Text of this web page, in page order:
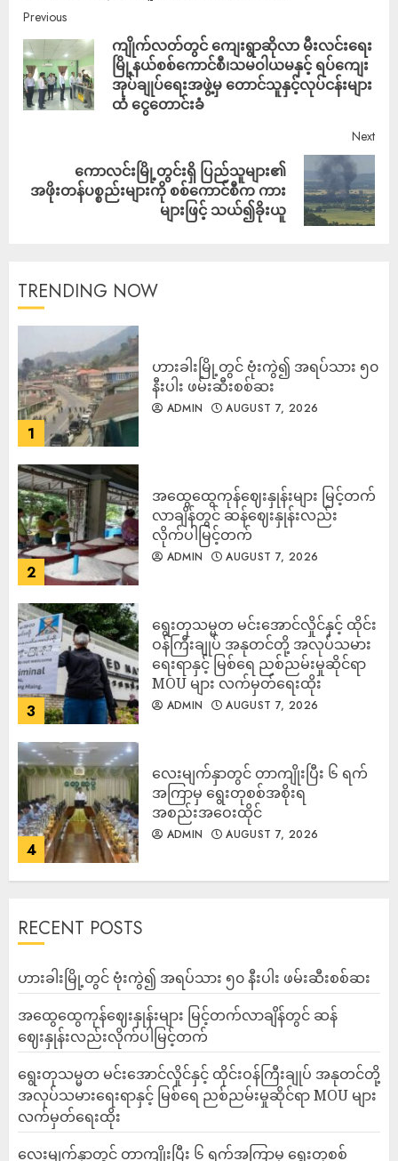
Previous
ကျိုက်လတ်တွင် ကျေးရွာဆိုလာ မီးလင်းရေး
မြို့နယ်စစ်ကောင်စီ၊သမဝါယမနှင့် ရပ်ကျေး
အုပ်ချုပ်ရေးအဖွဲ့မှ တောင်သူနှင့်လုပ်ငန်းများ
ထံ ငွေတောင်းခံ
Next
ကောလင်းမြို့တွင်းရှိ ပြည်သူများ၏
အဖိုးတန်ပစ္စည်းများကို စစ်ကောင်စီက ကား
များဖြင့် သယ်၍ခိုးယူ
TRENDING NOW
1
ဟားခါးမြို့တွင် ဗုံးကွဲ၍ အရပ်သား ၅၀
နီးပါး ဖမ်းဆီးစစ်ဆး
ADMIN AUGUST 7, 2026
2
အထွေထွေကုန်ဈေးနှုန်းများ မြင့်တက်
လာချိန်တွင် ဆန်ဈေးနှုန်းလည်း
လိုက်ပါမြင့်တက်
ADMIN AUGUST 7, 2026
3
ရွေးတုသမ္မတ မင်းအောင်လှိုင်နှင့် ထိုင်း
ဝန်ကြီးချုပ် အနုတင်တို့ အလုပ်သမား
ရေးရာနှင့် မြစ်ရေ ညစ်ညမ်းမှုဆိုင်ရာ
MOU များ လက်မှတ်ရေးထိုး
ADMIN AUGUST 7, 2026
4
လေးမျက်နှာတွင် တာကျိုးပြီး ၆ ရက်
အကြာမှ ရွေးတုစစ်အစိုးရ
အစည်းအဝေးထိုင်
ADMIN AUGUST 7, 2026
RECENT POSTS
ဟားခါးမြို့တွင် ဗုံးကွဲ၍ အရပ်သား ၅၀ နီးပါး ဖမ်းဆီးစစ်ဆး
အထွေထွေကုန်ဈေးနှုန်းများ မြင့်တက်လာချိန်တွင် ဆန်
ဈေးနှုန်းလည်းလိုက်ပါမြင့်တက်
ရွေးတုသမ္မတ မင်းအောင်လှိုင်နှင့် ထိုင်းဝန်ကြီးချုပ် အနုတင်တို့
အလုပ်သမားရေးရာနှင့် မြစ်ရေ ညစ်ညမ်းမှုဆိုင်ရာ MOU များ
လက်မှတ်ရေးထိုး
လေးမျက်နှာတွင် တာကျိုးပြီး ၆ ရက်အကြာမှ ရွေးတုစစ်